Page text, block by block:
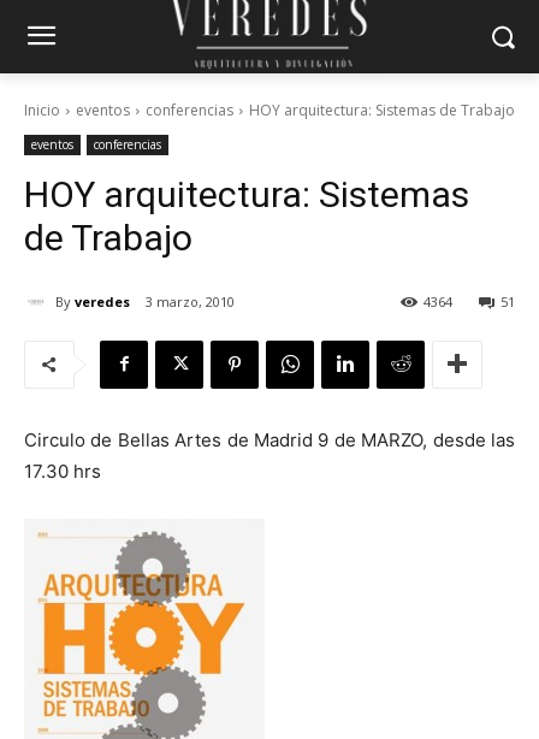
Inicio eventos conferencias HOY arquitectura: Sistemas de Trabajo
eventos conferencias
HOY arquitectura: Sistemas
de Trabajo
By veredes 3 marzo, 2010 51
4364
Circulo de Bellas Artes de Madrid 9 de MARZO, desde las
17.30 hrs